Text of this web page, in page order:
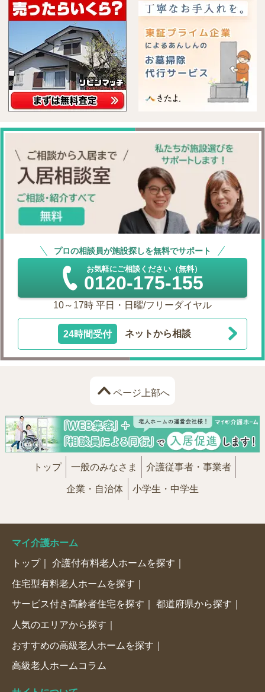
プロの相談員が施設探しを無料でサポート
お気軽にご相談ください（無料）
0120-175-155
10～17時 平日・日曜/フリーダイヤル
24時間受付 ネットから相談
ページ上部へ
トップ 一般のみなさま 介護従事者・事業者
企業・自治体 小学生・中学生
マイ介護ホーム
トップ 介護付有料老人ホームを探す
住宅型有料老人ホームを探す
サービス付き高齢者住宅を探す 都道府県から探す
人気のエリアから探す
おすすめの高級老人ホームを探す
高級老人ホームコラム